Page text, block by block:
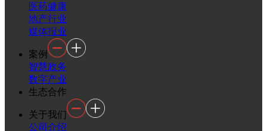
医药健康
地产行业
媒体报业
案例
智慧政务
数字产业
生态合作
关于我们
公司介绍